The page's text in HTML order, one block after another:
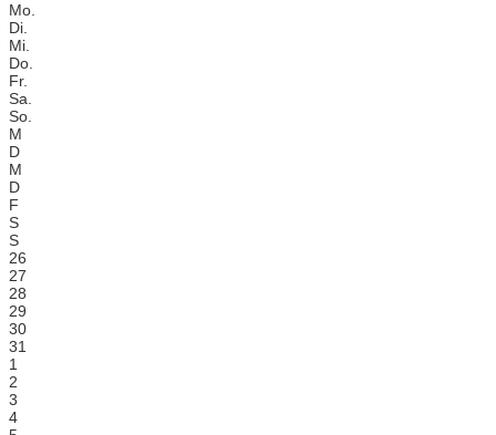
Mo.
Di.
Mi.
Do.
Fr.
Sa.
So.
M
D
M
D
F
S
S
26
27
28
29
30
31
1
2
3
4